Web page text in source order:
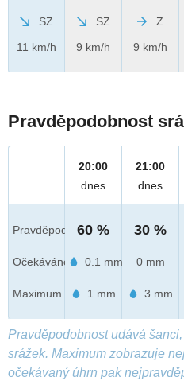
SZ
11 km/h
SZ
9 km/h
Z
9 km/h
Pravděpodobnost
Pravděpod.
Očekáváno
Maximum
20:00
dnes
60 %
0.1 mm
1 mm
21:00
dnes
30 %
0 mm
3 mm
Pravděpodobnost udává
srážek. Maximum zobrazuje
očekávaný úhrn pak